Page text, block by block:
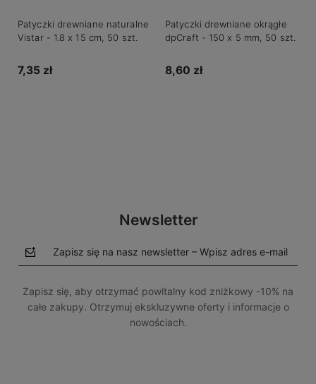
Patyczki drewniane naturalne
Vistar - 1.8 x 15 cm, 50 szt.
7,35 zł
Patyczki drewniane okrągłe
dpCraft - 150 x 5 mm, 50 szt.
8,60 zł
Newsletter
Zapisz się, aby otrzymać powitalny kod zniżkowy -10% na
całe zakupy. Otrzymuj ekskluzywne oferty i informacje o
nowościach.
Zapisz się na nasz newsletter – Wpisz adres e-mail